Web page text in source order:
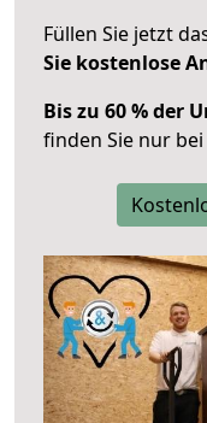
Füllen Sie jetzt
Sie kostenlose
Bis zu 60 % der
finden Sie nur bei